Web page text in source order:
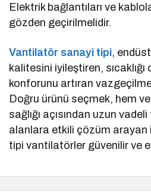
Elektrik bağlantıları ve
gözden geçirilmelidir.
Vantilatör sanayi tipi,
kalitesini iyileştiren,
konforunu artıran
Doğru ürünü seçmek, hem
sağlığı açısından uzun
alanlara etkili çözüm arayan
tipi vantilatörler güvenilir ve